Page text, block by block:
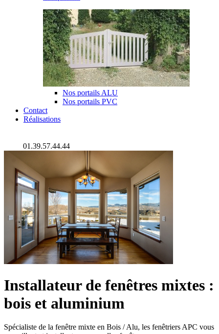
Nos portails ALU
Nos portails PVC
Contact
Réalisations
01.39.57.44.44
Installateur de fenêtres mixtes :
bois et aluminium
Spécialiste de la fenêtre mixte en Bois / Alu, les fenêtriers APC vous